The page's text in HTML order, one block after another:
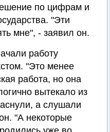
по цифрам и
"Эти
мне", - заявил он.
работу
"Это менее
работа, но она
вытекало из
а слушали
"А некоторые